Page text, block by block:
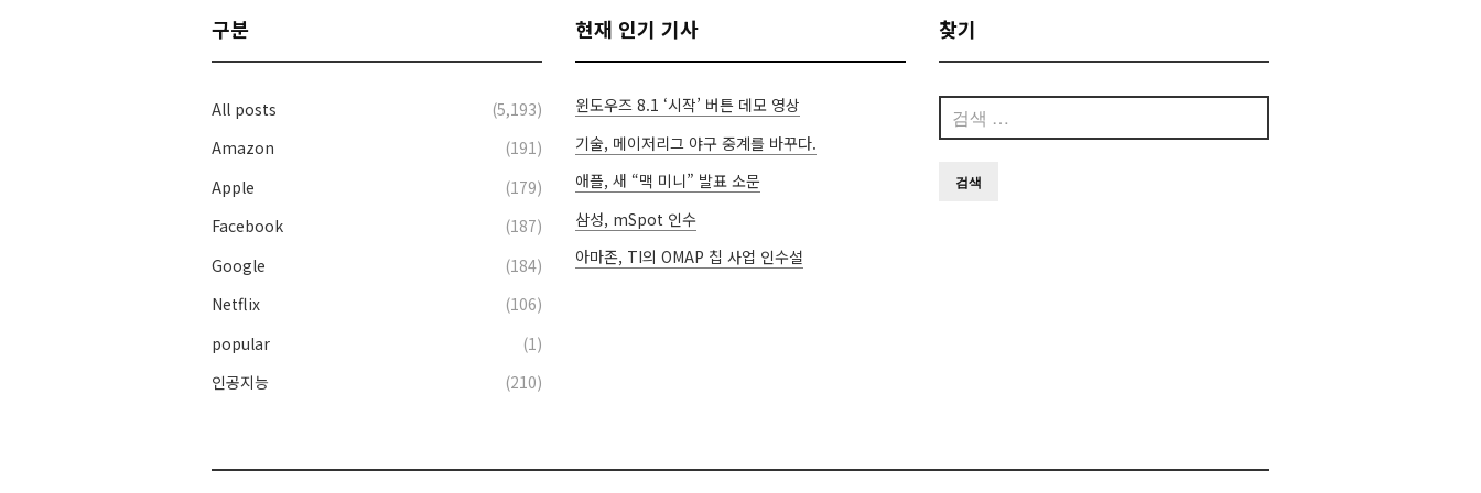
구분
All posts
(5,193)
Amazon
(191)
Apple
(179)
Facebook
(187)
Google
(184)
Netflix
(106)
popular
(1)
인공지능
(210)
현재 인기 기사
윈도우즈 8.1 ‘시작’ 버튼 데모 영상
기술, 메이저리그 야구 중계를 바꾸다.
애플, 새 “맥 미니” 발표 소문
삼성, mSpot 인수
아마존, TI의 OMAP 칩 사업 인수설
찾기
색: